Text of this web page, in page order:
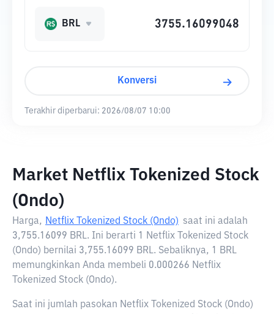
BRL
Konversi
Terakhir diperbarui: 2026/08/07 10:00
Market Netflix Tokenized Stock
(Ondo)
Harga, Netflix Tokenized Stock (Ondo) saat ini adalah
3,755.16099 BRL. Ini berarti 1 Netflix Tokenized Stock
(Ondo) bernilai 3,755.16099 BRL. Sebaliknya, 1 BRL
memungkinkan Anda membeli 0.000266 Netflix
Tokenized Stock (Ondo).
Saat ini jumlah pasokan Netflix Tokenized Stock (Ondo)